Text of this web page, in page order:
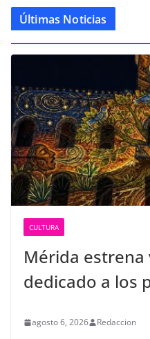
Últimas Noticias
CULTURA
Mérida
dedicado a los
agosto 6, 2026 Redaccion